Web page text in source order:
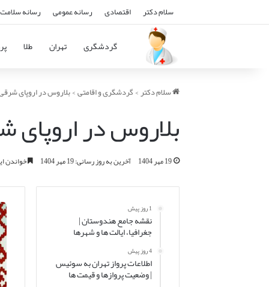
سلام دکتر اقتصادی رسانه عمومی رسانه
گردشگری تهران طلا
سلام دکتر>گردشگری و اقامتی>بلاروس در اروپای
بلاروس در اروپای
19 مهر 1404 آخرین به روز رسانی: 19 مهر 1404 خواندن این مطلب
1 روز پیش
نقشه جامع هندوستان |
جغرافیا، ایالت ها و شهرها
4 روز پیش
اطلاعات پرواز تهران به سوئیس
| وضعیت پروازها و قیمت ها